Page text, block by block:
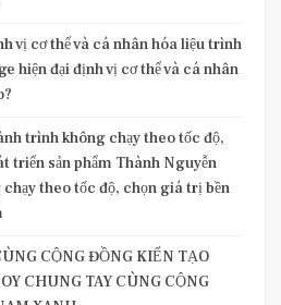
vị cơ thể và cá nhân hóa liệu trình
hiện đại định vị cơ thể và cá nhân
trình không chạy theo tốc độ,
triển sản phẩm Thành Nguyễn
theo tốc độ, chọn giá trị bền
CỘNG ĐỒNG KIẾN TẠO
CHUNG TAY CÙNG CỘNG